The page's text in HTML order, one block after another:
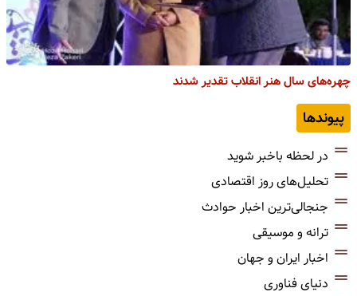
چهره‌های سال هنر انقلاب تقدیر شدند
پیوندها
در لحظه باخبر شوید
تحلیل‌های روز اقتصادی
جنجالی‌ترین اخبار حوادث
ترانه و موسیقی
اخبار ایران و جهان
دنیای فناوری